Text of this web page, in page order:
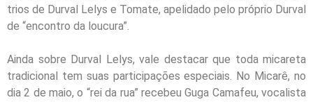
trios de Durval Lelys e Tomate, apelidado pelo próprio Durval
de “encontro da loucura”.
Ainda sobre Durval Lelys, vale destacar que toda micareta
tradicional tem suas participações especiais. No Micarê, no
dia 2 de maio, o “rei da rua” recebeu Guga Camafeu, vocalista